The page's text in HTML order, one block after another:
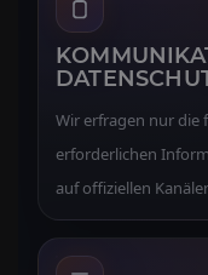
Wir erfragen nur die
erforderlichen
auf offiziellen